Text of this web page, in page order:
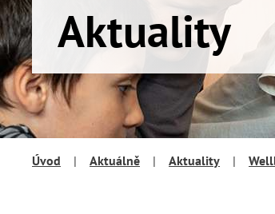
Aktuality
Úvod | Aktuálně | Aktuality |